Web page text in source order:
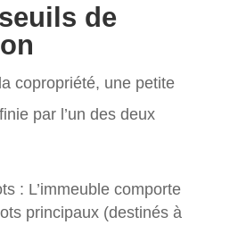
de
copropriété, une petite
par l’un des deux
: L’immeuble comporte
principaux (destinés à